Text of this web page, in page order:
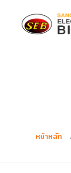
หน้าหลัก